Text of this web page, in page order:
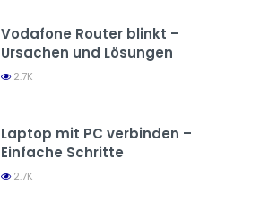
Vodafone Router blinkt –
Ursachen und Lösungen
2.7K
Laptop mit PC verbinden –
Einfache Schritte
2.7K